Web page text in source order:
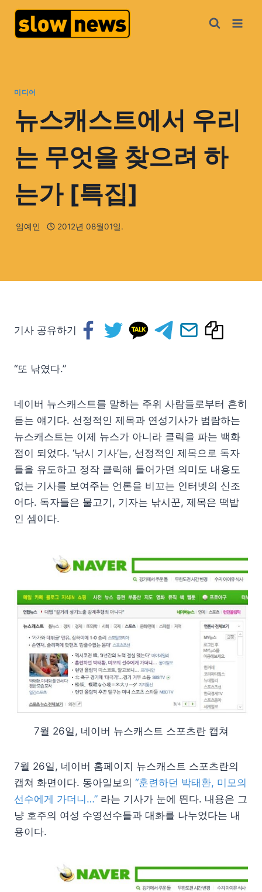
미디어
뉴스캐스트에서 우리
는 무엇을 찾으려 하
는가 [특집]
임예인 2012년 08월01일.
기사 공유하기
“또 낚였다.”
네이버 뉴스캐스트를 말하는 주위 사람들로부터 흔히
듣는 얘기다. 선정적인 제목과 연성기사가 범람하는
뉴스캐스트는 이제 뉴스가 아니라 클릭을 파는 백화
점이 되었다. ‘낚시 기사’는, 선정적인 제목으로 독자
들을 유도하고 정작 클릭해 들어가면 의미도 내용도
없는 기사를 보여주는 언론을 비꼬는 인터넷의 신조
어다. 독자들은 물고기, 기자는 낚시꾼, 제목은 떡밥
인 셈이다.
7월 26일, 네이버 뉴스캐스트 스포츠란 캡쳐
7월 26일, 네이버 홈페이지 뉴스캐스트 스포츠란의
캡쳐 화면이다. 동아일보의 “훈련하던 박태환, 미모의
선수에게 가더니…” 라는 기사가 눈에 띈다. 내용은 그
냥 호주의 여성 수영선수들과 대화를 나누었다는 내
용이다.